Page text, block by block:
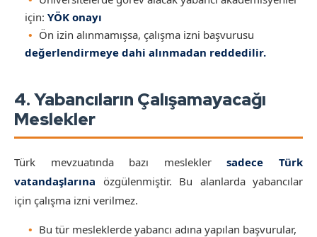
için: YÖK onayı
Ön izin alınmamışsa, çalışma izni başvurusu
değerlendirmeye dahi alınmadan reddedilir.
4. Yabancıların Çalışamayacağı
Meslekler
Türk mevzuatında bazı mesleklersadece Türk
vatandaşlarına özgülenmiştir. Bu alanlarda yabancılar
için çalışma izni verilmez.
Bu tür mesleklerde yabancı adına yapılan başvurular,